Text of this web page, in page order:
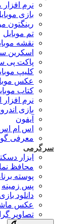
نرم افزار
بازی موبایل
رینگتون
تم موبایل
نقشه
اسکرین
پاکت پی
کلیپ
عکس
کتاب
نرم افزار
بازی اندروید
آیفون
اس ام اس
معرفی
سرگرمی
ابزار
محافظ
پوسته
پس زمینه
دانلود
عکس
تصاویر